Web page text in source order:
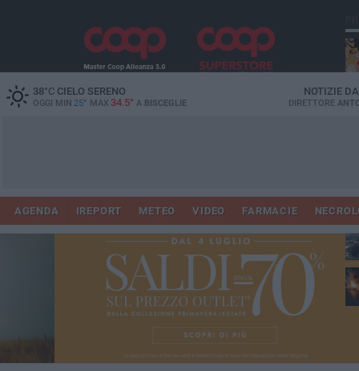
38°CCIELO SERENO
OGGI MIN 25° MAX 34.5° A BISCEGLIE
NOTIZIE
DIRETTORE
AGENDA IREPORT METEO VIDEO FARMACIE